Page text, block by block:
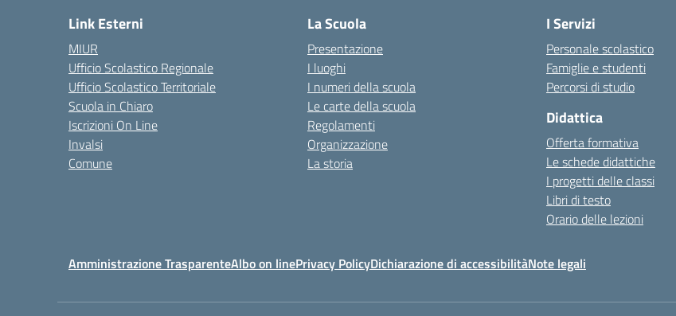
Link Esterni
MIUR
Ufficio Scolastico Regionale
Ufficio Scolastico Territoriale
Scuola in Chiaro
Iscrizioni On Line
Invalsi
Comune
La Scuola
Presentazione
I luoghi
I numeri della scuola
Le carte della scuola
Regolamenti
Organizzazione
La storia
I Servizi
Personale scolastico
Famiglie e studenti
Percorsi di studio
Didattica
Offerta formativa
Le schede didattiche
I progetti delle classi
Libri di testo
Orario delle lezioni
Amministrazione TrasparenteAlbo on linePrivacy PolicyDichiarazione di accessibilitàNote legali